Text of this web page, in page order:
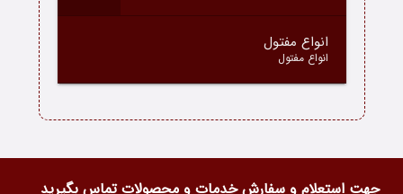
انواع مفتول
انواع مفتول
جهت استعلام و سفارش خدمات و محصولات تماس بگیرید